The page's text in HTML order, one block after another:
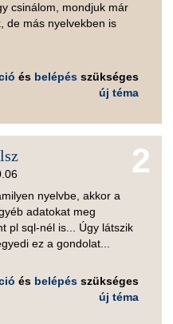
csinálom, mondjuk már
de más nyelvekben is
és belépés szükséges
új téma
2
nyelvbe, akkor a
adatokat meg
pl sql-nél is... Úgy látszik
ez a gondolat...
és belépés szükséges
új téma